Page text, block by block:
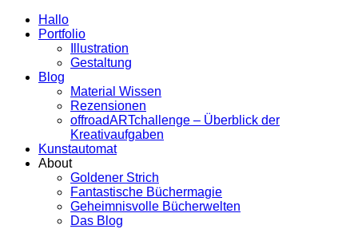
Hallo
Portfolio
Illustration
Gestaltung
Blog
Material Wissen
Rezensionen
offroadARTchallenge – Überblick der
Kreativaufgaben
Kunstautomat
About
Goldener Strich
Fantastische Büchermagie
Geheimnisvolle Bücherwelten
Das Blog